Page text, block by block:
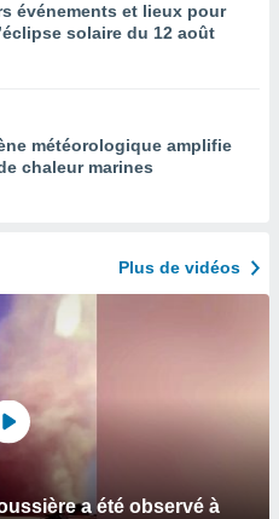
événements et lieux pour
solaire du 12 août
météorologique amplifie
chaleur marines
Plus de vidéos
a été observé à